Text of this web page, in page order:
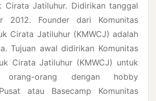
Cirata Jatiluhur. Didirikan tanggal
2012. Founder dari Komunitas
Cirata Jatiluhur (KMWCJ) adalah
Tujuan awal didirikan Komunitas
Cirata Jatiluhur (KMWCJ) untuk
orang-orang dengan hobby
atau Basecamp Komunitas